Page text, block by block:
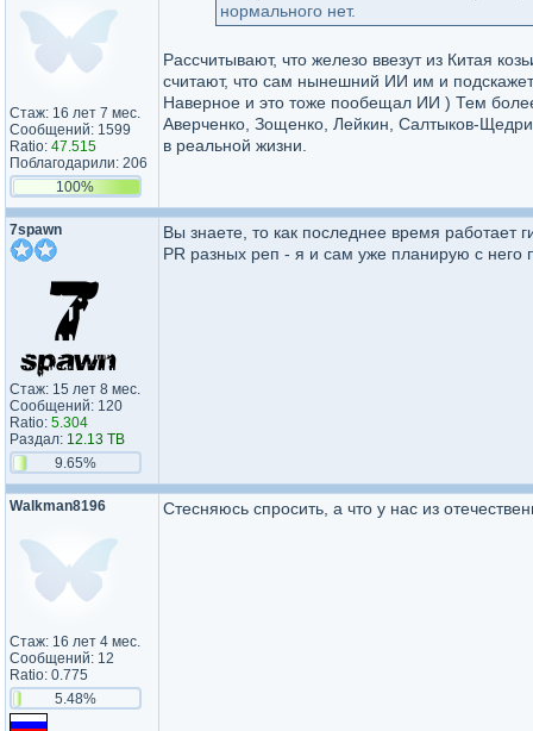
Стаж: 16 лет 7 мес.
Сообщений: 1599
Ratio: 47.515
Поблагодарили: 206
100%
нормального нет.
Рассчитывают, что железо ввезут из Китая
считают, что сам нынешний ИИ им и
Наверное и это тоже пообещал ИИ ) Тем
Аверченко, Зощенко, Лейкин, Салтыков-
в реальной жизни.
7spawn
Стаж: 15 лет 8 мес.
Сообщений: 120
Ratio: 5.304
Раздал: 12.13 TB
9.65%
Вы знаете, то как последнее время работает
PR разных реп - я и сам уже планирую с него
Walkman8196
Стаж: 16 лет 4 мес.
Сообщений: 12
Ratio: 0.775
5.48%
Стесняюсь спросить, а что у нас из